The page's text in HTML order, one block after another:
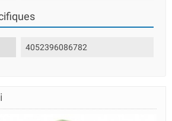
4052396086782